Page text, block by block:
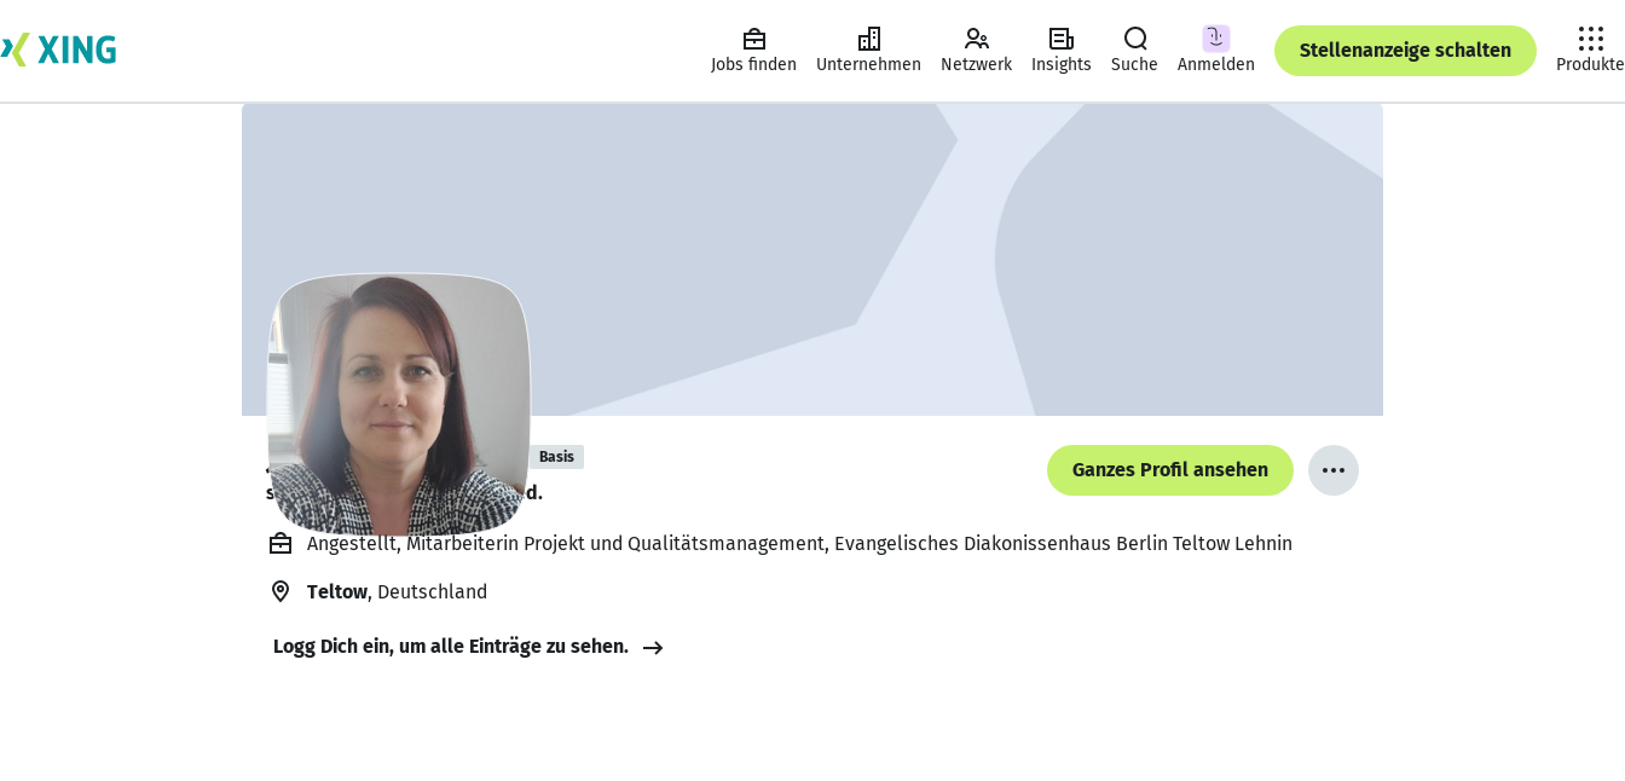
Jobs finden Unternehmen Netzwerk Insights Suche Anmelden
Stellenanzeige schalten
Produkte
Judith Gänserich Basis
sucht ein neues Team-Mitglied.
Ganzes Profil ansehen
Angestellt, Mitarbeiterin Projekt und Qualitätsmanagement, Evangelisches Diakonissenhaus Berlin Teltow Lehnin
Teltow, Deutschland
Logg Dich ein, um alle Einträge zu sehen.